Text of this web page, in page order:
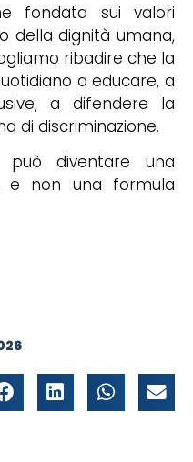
fondata sui valori
della dignità umana,
ribadire che la
a educare, a
a difendere la
di discriminazione.
diventare una
e non una formula